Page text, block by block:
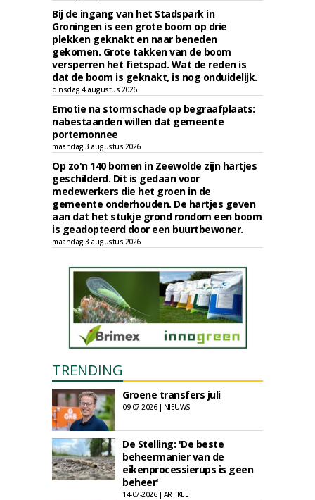
Bij de ingang van het Stadspark in
Groningen is een grote boom op drie
plekken geknakt en naar beneden
gekomen. Grote takken van de boom
versperren het fietspad. Wat de reden is
dat de boom is geknakt, is nog onduidelijk.
dinsdag 4 augustus 2026
Emotie na stormschade op begraafplaats:
nabestaanden willen dat gemeente
portemonnee
maandag 3 augustus 2026
Op zo'n 140 bomen in Zeewolde zijn hartjes
geschilderd. Dit is gedaan voor
medewerkers die het groen in de
gemeente onderhouden. De hartjes geven
aan dat het stukje grond rondom een boom
is geadopteerd door een buurtbewoner.
maandag 3 augustus 2026
TRENDING
Groene transfers juli
09-07-2026 | NIEUWS
De Stelling: 'De beste
beheermanier van de
eikenprocessierups is geen
beheer'
14-07-2026 | ARTIKEL